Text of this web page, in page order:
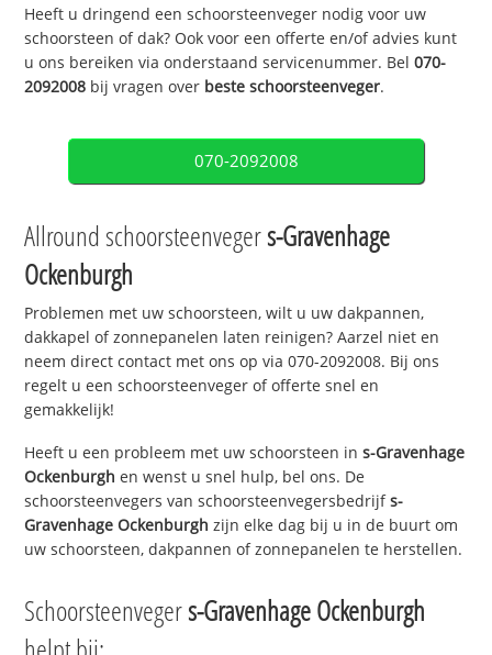
Heeft u dringend een schoorsteenveger nodig voor uw
schoorsteen of dak? Ook voor een offerte en/of advies kunt
u ons bereiken via onderstaand servicenummer. Bel070-
2092008 bij vragen over beste schoorsteenveger.
070-2092008
Allround schoorsteenvegers-Gravenhage
Ockenburgh
Problemen met uw schoorsteen, wilt u uw dakpannen,
dakkapel of zonnepanelen laten reinigen? Aarzel niet en
neem direct contact met ons op via 070-2092008. Bij ons
regelt u een schoorsteenveger of offerte snel en
gemakkelijk!
Heeft u een probleem met uw schoorsteen ins-Gravenhage
Ockenburgh en wenst u snel hulp, bel ons. De
schoorsteenvegers van schoorsteenvegersbedrijfs-
Gravenhage Ockenburgh zijn elke dag bij u in de buurt om
uw schoorsteen, dakpannen of zonnepanelen te herstellen.
Schoorsteenvegers-Gravenhage Ockenburgh